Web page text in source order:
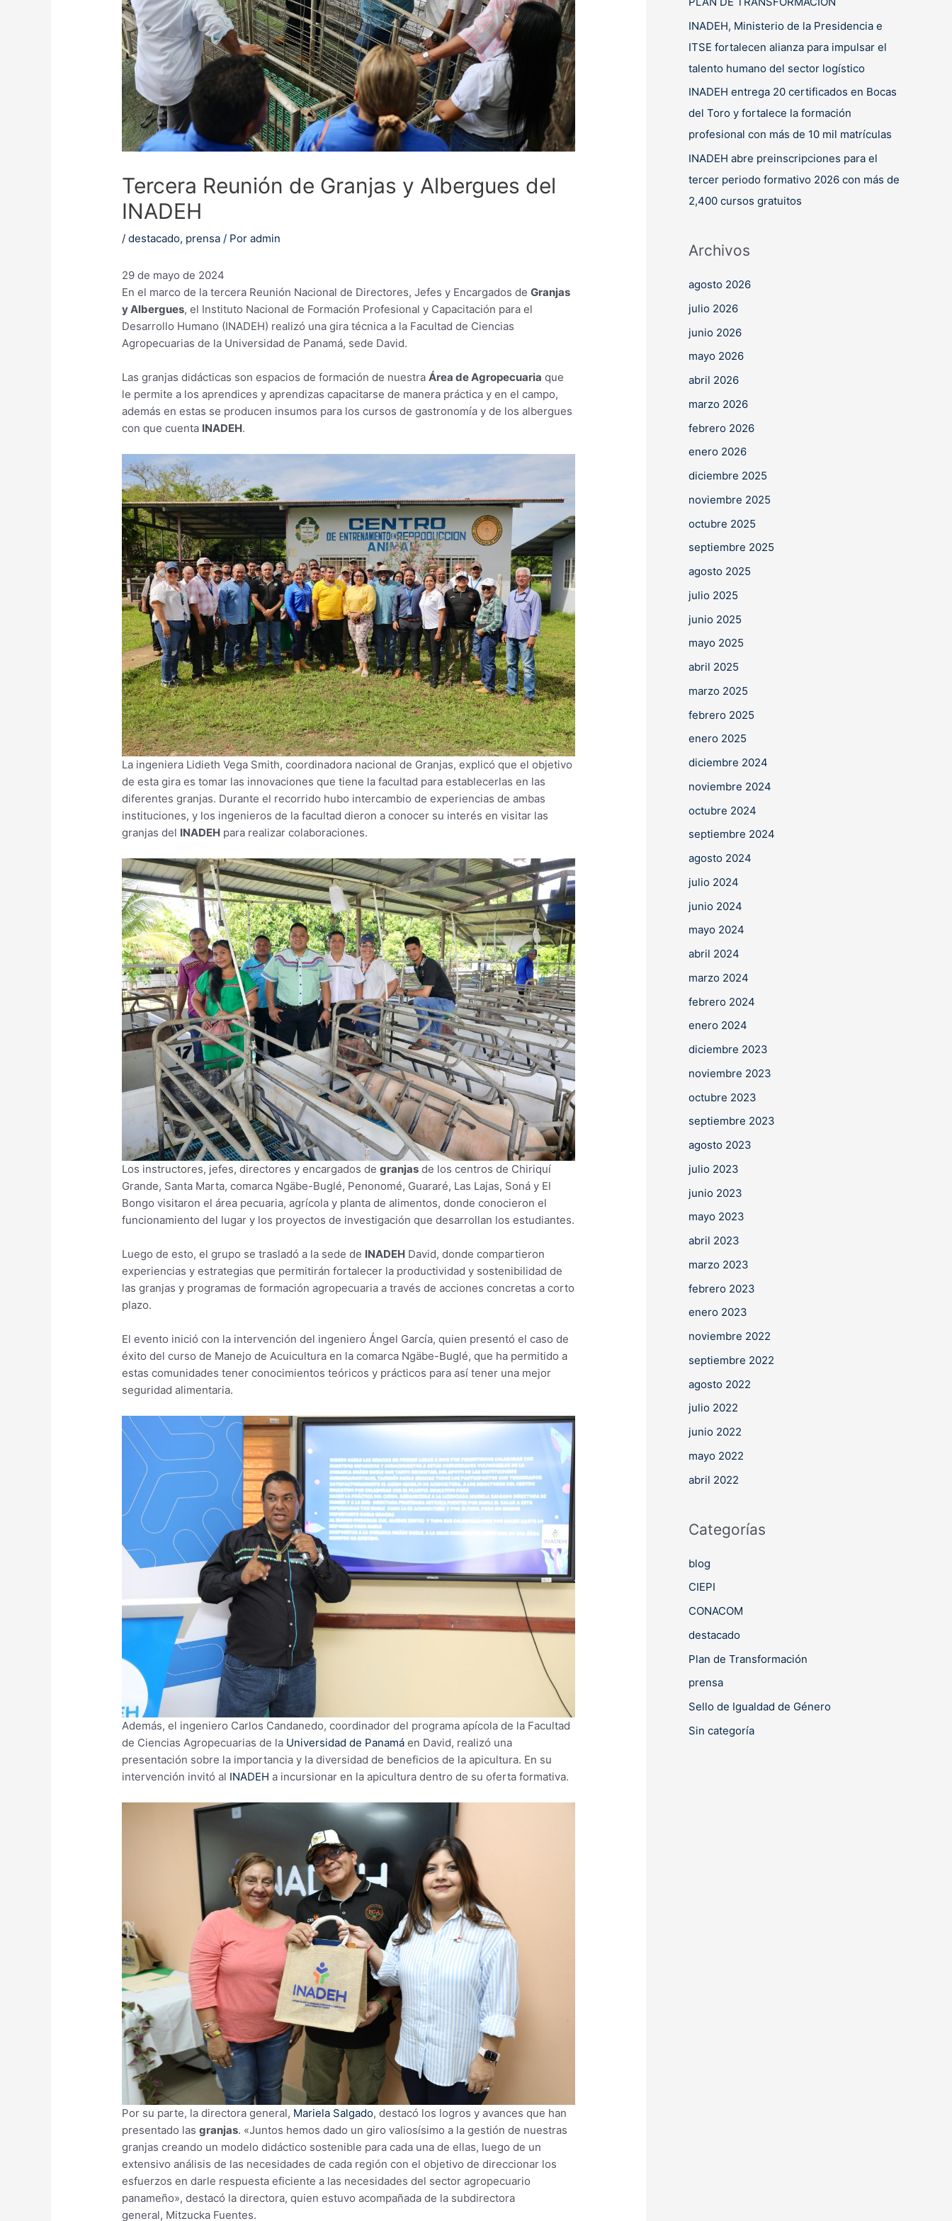
Tercera Reunión de Granjas y Albergues del
INADEH
/destacado, prensa / Poradmin
29 de mayo de 2024
En el marco de la tercera Reunión Nacional de Directores, Jefes y Encargados deGranjas
y Albergues, el Instituto Nacional de Formación Profesional y Capacitación para el
Desarrollo Humano (INADEH) realizó una gira técnica a la Facultad de Ciencias
Agropecuarias de la Universidad de Panamá, sede David.
Las granjas didácticas son espacios de formación de nuestraÁrea de Agropecuaria que
le permite a los aprendices y aprendizas capacitarse de manera práctica y en el campo,
además en estas se producen insumos para los cursos de gastronomía y de los albergues
con que cuenta INADEH.
La ingeniera Lidieth Vega Smith, coordinadora nacional de Granjas, explicó que el objetivo
de esta gira es tomar las innovaciones que tiene la facultad para establecerlas en las
diferentes granjas. Durante el recorrido hubo intercambio de experiencias de ambas
instituciones, y los ingenieros de la facultad dieron a conocer su interés en visitar las
granjas del INADEH para realizar colaboraciones.
Los instructores, jefes, directores y encargados degranjas de los centros de Chiriquí
Grande, Santa Marta, comarca Ngäbe-Buglé, Penonomé, Guararé, Las Lajas, Soná y El
Bongo visitaron el área pecuaria, agrícola y planta de alimentos, donde conocieron el
funcionamiento del lugar y los proyectos de investigación que desarrollan los estudiantes.
Luego de esto, el grupo se trasladó a la sede de INADEH David, donde compartieron
experiencias y estrategias que permitirán fortalecer la productividad y sostenibilidad de
las granjas y programas de formación agropecuaria a través de acciones concretas a corto
plazo.
El evento inició con la intervención del ingeniero Ángel García, quien presentó el caso de
éxito del curso de Manejo de Acuicultura en la comarca Ngäbe-Buglé, que ha permitido a
estas comunidades tener conocimientos teóricos y prácticos para así tener una mejor
seguridad alimentaria.
Además, el ingeniero Carlos Candanedo, coordinador del programa apícola de la Facultad
de Ciencias Agropecuarias de la Universidad de Panamá en David, realizó una
presentación sobre la importancia y la diversidad de beneficios de la apicultura. En su
intervención invitó al INADEH a incursionar en la apicultura dentro de su oferta formativa.
Por su parte, la directora general, Mariela Salgado, destacó los logros y avances que han
presentado lasgranjas. «Juntos hemos dado un giro valiosísimo a la gestión de nuestras
granjas creando un modelo didáctico sostenible para cada una de ellas, luego de un
extensivo análisis de las necesidades de cada región con el objetivo de direccionar los
esfuerzos en darle respuesta eficiente a las necesidades del sector agropecuario
panameño», destacó la directora, quien estuvo acompañada de la subdirectora
general, Mitzucka Fuentes.
INADEH, Ministerio de la Presidencia e
ITSE fortalecen alianza para impulsar el
talento humano del sector logístico
INADEH entrega 20 certificados en Bocas
del Toro y fortalece la formación
profesional con más de 10 mil matrículas
INADEH abre preinscripciones para el
tercer periodo formativo 2026 con más de
2,400 cursos gratuitos
Archivos
agosto 2026
julio 2026
junio 2026
mayo 2026
abril 2026
marzo 2026
febrero 2026
enero 2026
diciembre 2025
noviembre 2025
octubre 2025
septiembre 2025
agosto 2025
julio 2025
junio 2025
mayo 2025
abril 2025
marzo 2025
febrero 2025
enero 2025
diciembre 2024
noviembre 2024
octubre 2024
septiembre 2024
agosto 2024
julio 2024
junio 2024
mayo 2024
abril 2024
marzo 2024
febrero 2024
enero 2024
diciembre 2023
noviembre 2023
octubre 2023
septiembre 2023
agosto 2023
julio 2023
junio 2023
mayo 2023
abril 2023
marzo 2023
febrero 2023
enero 2023
noviembre 2022
septiembre 2022
agosto 2022
julio 2022
junio 2022
mayo 2022
abril 2022
Categorías
blog
CIEPI
CONACOM
destacado
Plan de Transformación
prensa
Sello de Igualdad de Género
Sin categoría